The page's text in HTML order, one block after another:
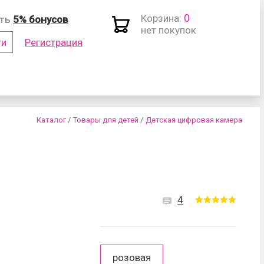
5% бонусов
Регистрация
Корзина: 0
нет покупок
Каталог / Товары для детей / Детская цифровая камера
4
розовая